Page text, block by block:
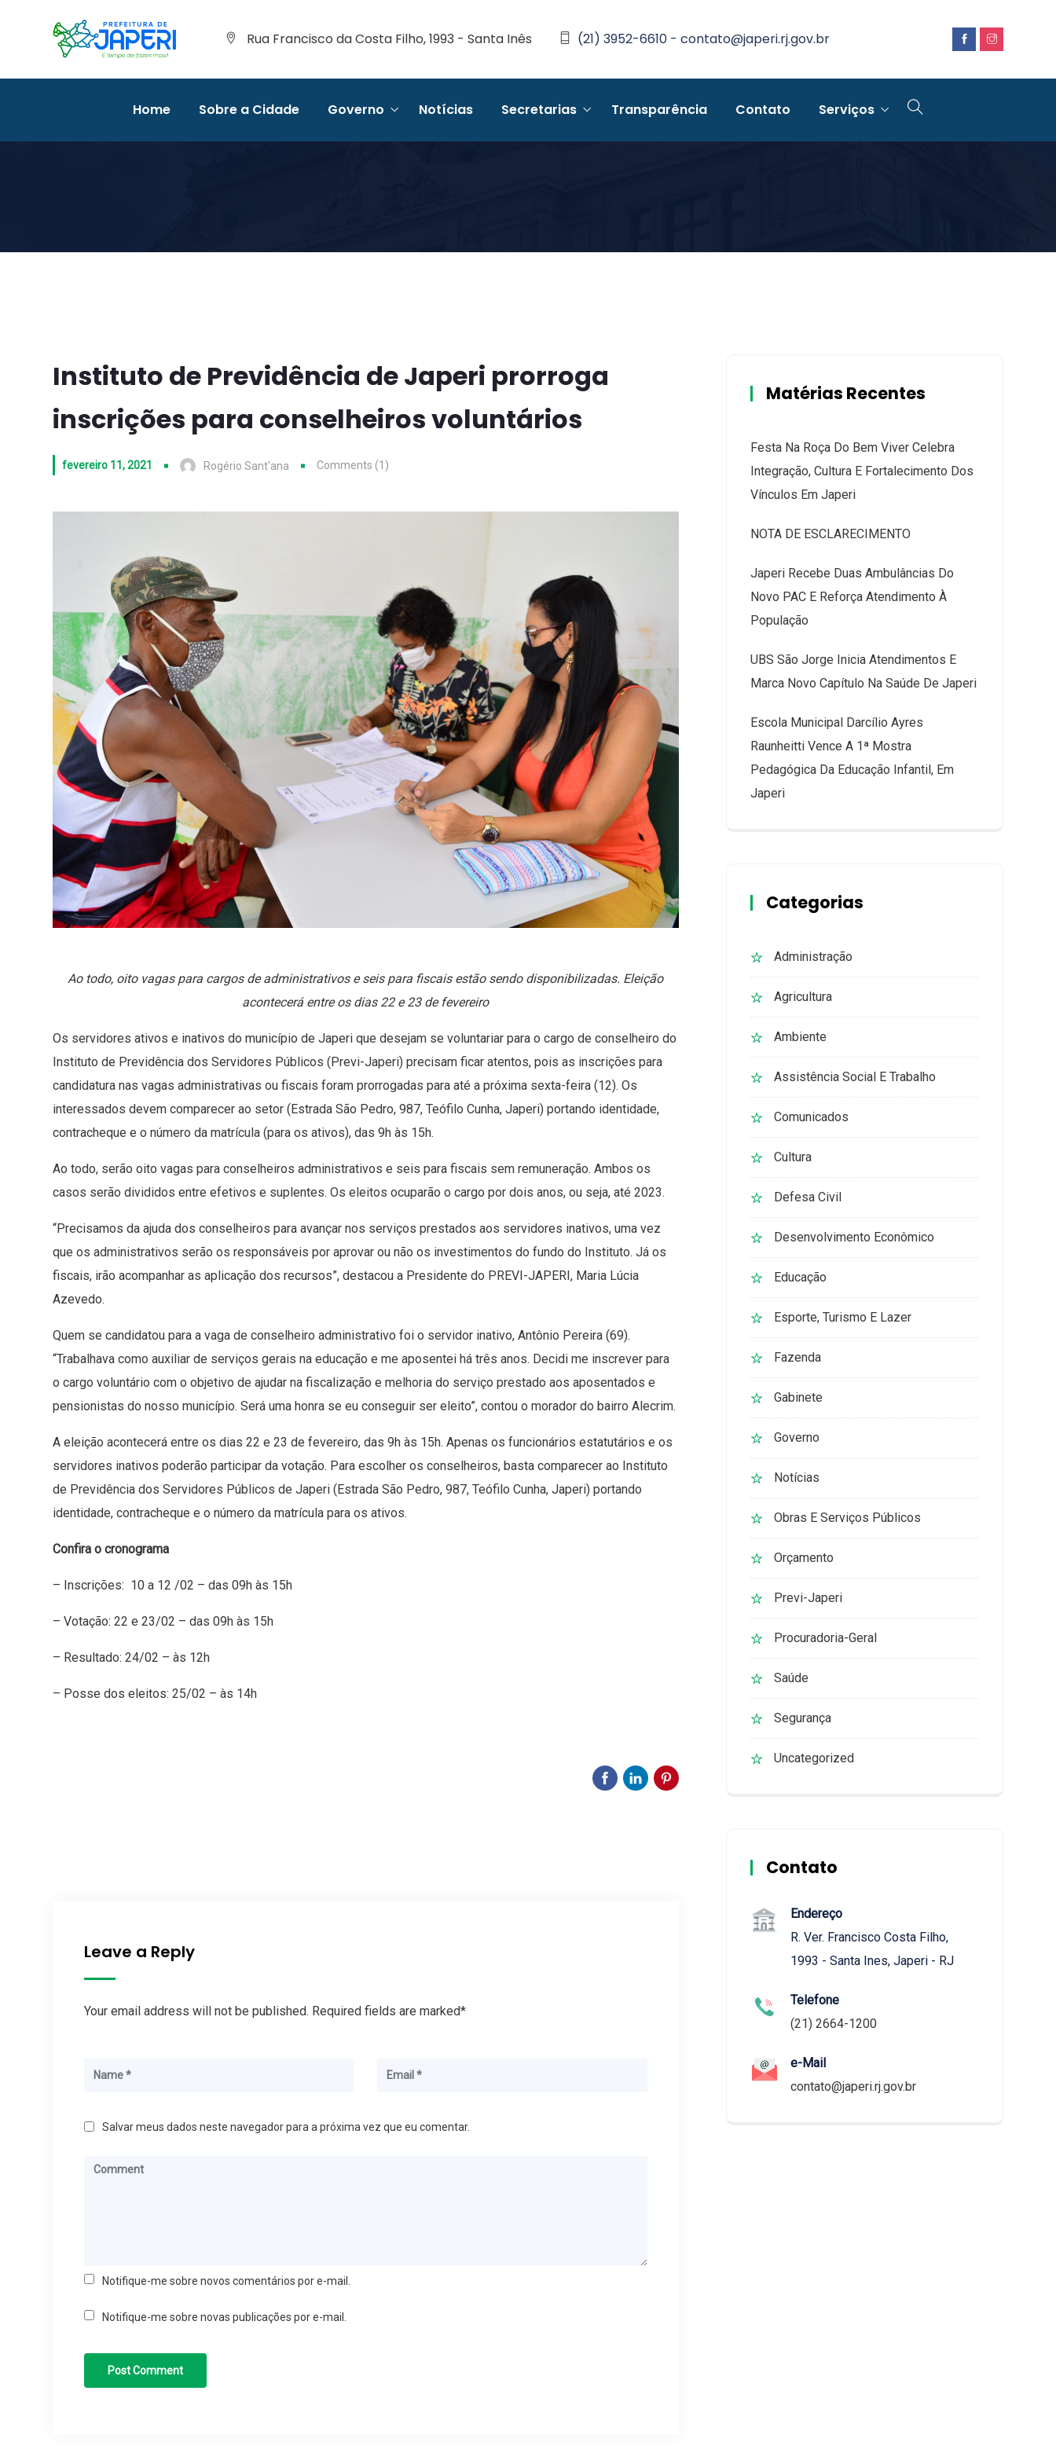
Rua Francisco da Costa Filho, 1993 - Santa Inês (21) 3952-6610 - contato@japeri.rj.gov.br
Home Sobre a Cidade Governo Notícias Secretarias Transparência Contato Serviços
Instituto de Previdência de Japeri prorroga
inscrições para conselheiros voluntários
fevereiro 11, 2021 Rogério Sant'ana Comments (1)
Ao todo, oito vagas para cargos de administrativos e seis para fiscais estão sendo disponibilizadas. Eleição
acontecerá entre os dias 22 e 23 de fevereiro
Os servidores ativos e inativos do município de Japeri que desejam se voluntariar para o cargo de conselheiro do
Instituto de Previdência dos Servidores Públicos (Previ-Japeri) precisam ficar atentos, pois as inscrições para
candidatura nas vagas administrativas ou fiscais foram prorrogadas para até a próxima sexta-feira (12). Os
interessados devem comparecer ao setor (Estrada São Pedro, 987, Teófilo Cunha, Japeri) portando identidade,
contracheque e o número da matrícula (para os ativos), das 9h às 15h.
Ao todo, serão oito vagas para conselheiros administrativos e seis para fiscais sem remuneração. Ambos os
casos serão divididos entre efetivos e suplentes. Os eleitos ocuparão o cargo por dois anos, ou seja, até 2023.
“Precisamos da ajuda dos conselheiros para avançar nos serviços prestados aos servidores inativos, uma vez
que os administrativos serão os responsáveis por aprovar ou não os investimentos do fundo do Instituto. Já os
fiscais, irão acompanhar as aplicação dos recursos”, destacou a Presidente do PREVI-JAPERI, Maria Lúcia
Azevedo.
Quem se candidatou para a vaga de conselheiro administrativo foi o servidor inativo, Antônio Pereira (69).
“Trabalhava como auxiliar de serviços gerais na educação e me aposentei há três anos. Decidi me inscrever para
o cargo voluntário com o objetivo de ajudar na fiscalização e melhoria do serviço prestado aos aposentados e
pensionistas do nosso município. Será uma honra se eu conseguir ser eleito”, contou o morador do bairro Alecrim.
A eleição acontecerá entre os dias 22 e 23 de fevereiro, das 9h às 15h. Apenas os funcionários estatutários e os
servidores inativos poderão participar da votação. Para escolher os conselheiros, basta comparecer ao Instituto
de Previdência dos Servidores Públicos de Japeri (Estrada São Pedro, 987, Teófilo Cunha, Japeri) portando
identidade, contracheque e o número da matrícula para os ativos.
Confira o cronograma
– Inscrições: 10 a 12 /02 – das 09h às 15h
– Votação: 22 e 23/02 – das 09h às 15h
– Resultado: 24/02 – às 12h
– Posse dos eleitos: 25/02 – às 14h
Leave a Reply
Your email address will not be published. Required fields are marked*
Salvar meus dados neste navegador para a próxima vez que eu comentar.
Notifique-me sobre novos comentários por e-mail.
Notifique-me sobre novas publicações por e-mail.
Matérias Recentes
Festa Na Roça Do Bem Viver Celebra
Integração, Cultura E Fortalecimento Dos
Vínculos Em Japeri
NOTA DE ESCLARECIMENTO
Japeri Recebe Duas Ambulâncias Do
Novo PAC E Reforça Atendimento À
População
UBS São Jorge Inicia Atendimentos E
Marca Novo Capítulo Na Saúde De Japeri
Escola Municipal Darcílio Ayres
Raunheitti Vence A 1ª Mostra
Pedagógica Da Educação Infantil, Em
Japeri
Categorias
Administração
Agricultura
Ambiente
Assistência Social E Trabalho
Comunicados
Cultura
Defesa Civil
Desenvolvimento Econômico
Educação
Esporte, Turismo E Lazer
Fazenda
Gabinete
Governo
Notícias
Obras E Serviços Públicos
Orçamento
Previ-Japeri
Procuradoria-Geral
Saúde
Segurança
Uncategorized
Contato
Endereço
R. Ver. Francisco Costa Filho,
1993 - Santa Ines, Japeri - RJ
Telefone
(21) 2664-1200
e-Mail
contato@japeri.rj.gov.br